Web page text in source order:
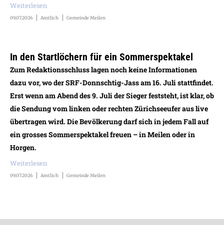
Weiterlesen
09.07.2026 Amtlich Gemeinde Meilen
In den Startlöchern für ein Sommerspektakel
Zum Redaktionsschluss lagen noch keine Informationen
dazu vor, wo der SRF-Donnschtig-Jass am 16. Juli stattfindet.
Erst wenn am Abend des 9. Juli der Sieger feststeht, ist klar, ob
die Sendung vom linken oder rechten Zürichseeufer aus live
übertragen wird. Die Bevölkerung darf sich in jedem Fall auf
ein grosses Sommerspektakel freuen – in Meilen oder in
Horgen.
Weiterlesen
09.07.2026 Amtlich Gemeinde Meilen